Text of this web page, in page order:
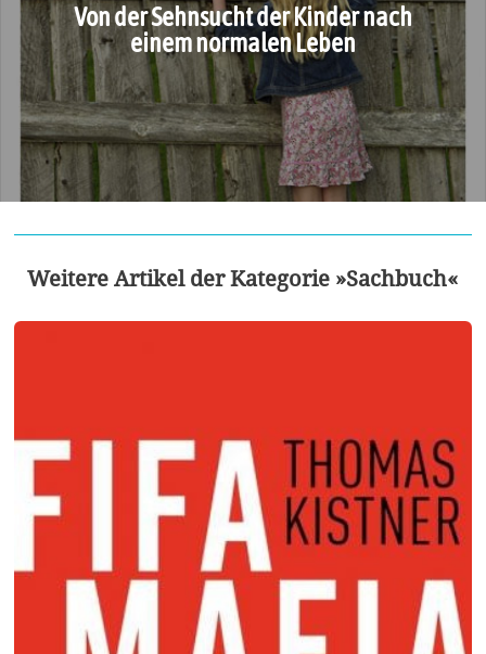
Von der Sehnsucht der Kinder nach
einem normalen Leben
Weitere Artikel der Kategorie »Sachbuch«